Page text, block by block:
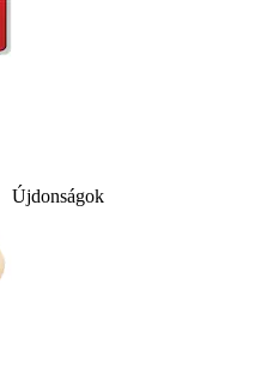
Újdonságok